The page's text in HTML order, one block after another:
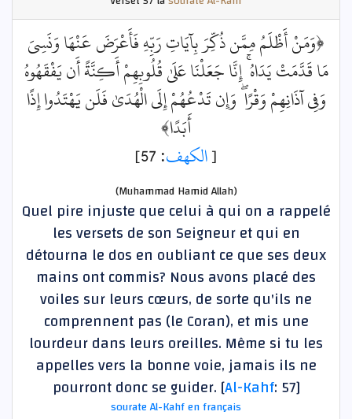
﴿وَمَنْ أَظْلَمُ مِمَّن ذُكِّرَ بِآيَاتِ رَبِّهِ فَأَعْرَضَ عَنْهَا وَنَسِيَ
مَا قَدَّمَتْ يَدَاهُ ۚ إِنَّا جَعَلْنَا عَلَىٰ قُلُوبِهِمْ أَكِنَّةً أَن يَفْقَهُوهُ
وَفِي آذَانِهِمْ وَقْرًا ۖ وَإِن تَدْعُهُمْ إِلَى الْهُدَىٰ فَلَن يَهْتَدُوا إِذًا
أَبَدًا﴾
[الكهف: 57]
(Muhammad Hamid Allah)
Quel pire injuste que celui à qui on a rappelé
les versets de son Seigneur et qui en
détourna le dos en oubliant ce que ses deux
mains ont commis? Nous avons placé des
voiles sur leurs cœurs, de sorte qu'ils ne
comprennent pas (le Coran), et mis une
lourdeur dans leurs oreilles. Même si tu les
appelles vers la bonne voie, jamais ils ne
pourront donc se guider. [Al-Kahf: 57]
sourate Al-Kahf en français